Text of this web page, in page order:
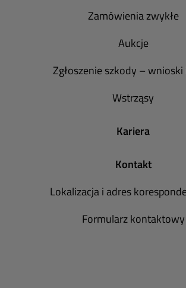
Zamówienia zwykłe
Aukcje
Zgłoszenie szkody –
Wstrząsy
Kariera
Kontakt
Lokalizacja i adres
Formularz kontaktowy